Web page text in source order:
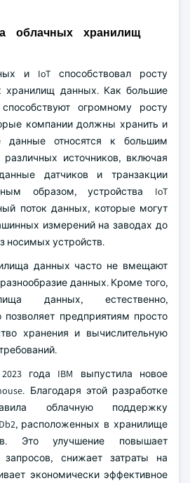
облачных хранилищ
и IoT способствовал росту
хранилищ данных. Как большие
огромному росту
компании должны хранить и
данные относятся к большим
источников, включая
датчиков и транзакции
образом, устройства IoT
поток данных, которые могут
измерений на заводах до
носимых устройств.
данных часто не вмещают
данных. Кроме того,
данных, естественно,
предприятиям просто
хранения и вычислительную
года IBM выпустила новое
Благодаря этой разработке
облачную поддержку
расположенных в хранилище
Это улучшение повышает
запросов, снижает затраты на
экономически эффективное